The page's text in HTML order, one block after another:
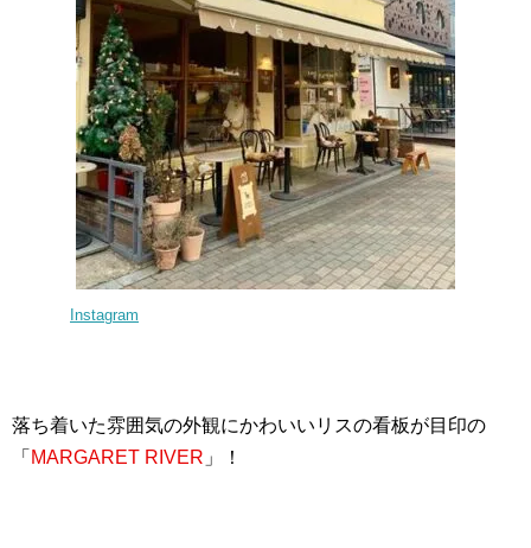
Instagram
落ち着いた雰囲気の外観にかわいいリスの看板が目印の
「 MARGARET RIVER 」！